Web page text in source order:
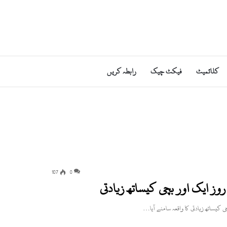
کلائمیٹ فیکٹ چیک رابطہ کریں
0
107
ایک اور بچی کیساتھ زیادتی
زیادتی کا واقعہ سامنے آیا…